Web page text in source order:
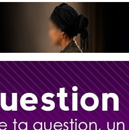
Eva vient de donner son Maasser
4 personnes viennent de nous rejoindre
3 personnes viennent de nous rejoindre
Odaya vient de donner son Maasser
3 personnes viennent de faire un don
2 personnes viennent de nous rejoindre
13 personnes viennent de demander une